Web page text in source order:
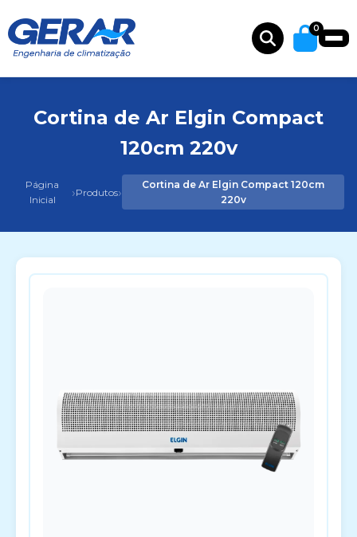
0
Cortina de Ar Elgin Compact
120cm 220v
Página
Inicial
›Produtos›
Cortina de Ar Elgin Compact 120cm
220v